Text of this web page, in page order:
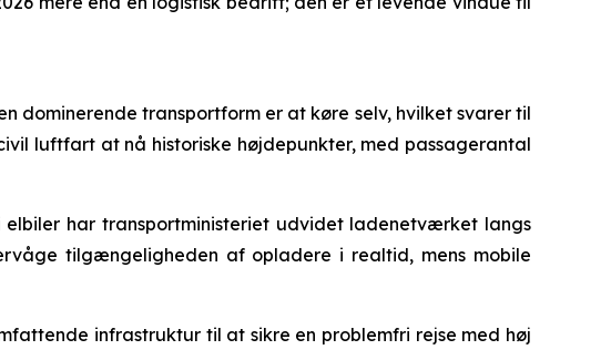
dominerende transportform er at køre selv, hvilket svarer til
luftfart at nå historiske højdepunkter, med passagerantal
har transportministeriet udvidet ladenetværket langs
tilgængeligheden af opladere i realtid, mens mobile
infrastruktur til at sikre en problemfri rejse med høj